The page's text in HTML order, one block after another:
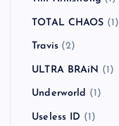
TOTAL CHAOS (1)
Travis(2)
ULTRA BRAiN (1)
Underworld (1)
Useless ID (1)